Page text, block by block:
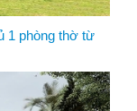
1 phòng thờ từ